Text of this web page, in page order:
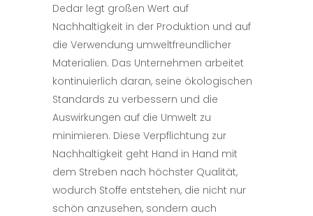
Dedar legt großen Wert auf
Nachhaltigkeit in der Produktion und auf
die Verwendung umweltfreundlicher
Materialien. Das Unternehmen arbeitet
kontinuierlich daran, seine ökologischen
Standards zu verbessern und die
Auswirkungen auf die Umwelt zu
minimieren. Diese Verpflichtung zur
Nachhaltigkeit geht Hand in Hand mit
dem Streben nach höchster Qualität,
wodurch Stoffe entstehen, die nicht nur
schön anzusehen, sondern auch